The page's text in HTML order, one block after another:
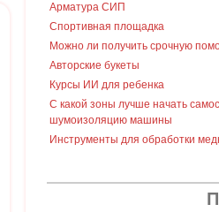
Арматура СИП
Спортивная площадка
Можно ли получить срочную
Авторские букеты
Курсы ИИ для ребенка
С какой зоны лучше начать
шумоизоляцию машины
Инструменты для обработки